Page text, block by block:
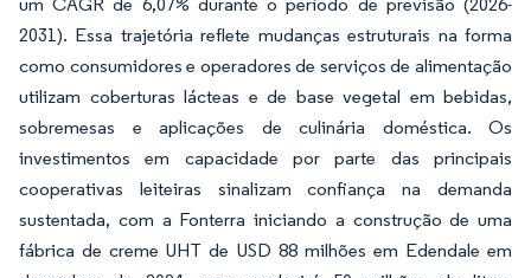
2031). Essa trajetória reflete mudanças estruturais na forma
como consumidores e operadores de serviços de alimentação
utilizam coberturas lácteas e de base vegetal em bebidas,
sobremesas e aplicações de culinária doméstica. Os
investimentos em capacidade por parte das principais
cooperativas leiteiras sinalizam confiança na demanda
sustentada, com a Fonterra iniciando a construção de uma
fábrica de creme UHT de USD 88 milhões em Edendale em